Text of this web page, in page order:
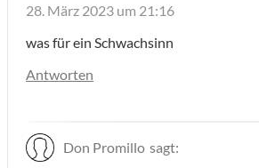
28. März 2023 um 21:16
was für ein Schwachsinn
Antworten
Don Promillo sagt: